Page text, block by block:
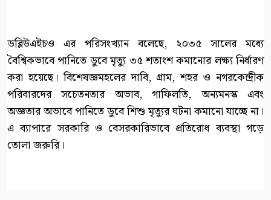
ডব্লিউএইচও এর পরিসংখ্যান বলেছে, ২০৩৫ সালের মধ্যে
বৈশ্বিকভাবে পানিতে ডুবে মৃত্যু ৩৫ শতাংশ কমানোর লক্ষ্য নির্ধারণ
করা হয়েছে। বিশেষজ্ঞমহলের দাবি, গ্রাম, শহর ও নগরকেন্দ্রীক
পরিবারদের সচেতনতার অভাব, গাফিলতি, অন্যমনস্ক এবং
অজ্ঞতার অভাবে পানিতে ডুবে শিশু মৃত্যুর ঘটনা কমানো যাচ্ছে না।
এ ব্যাপারে সরকারি ও বেসরকারিভাবে প্রতিরোধ ব্যবস্থা গড়ে
তোলা জরুরি।